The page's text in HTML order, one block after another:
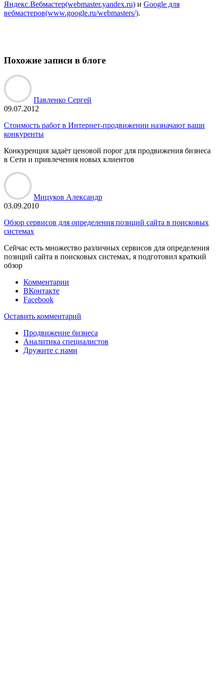
Яндекс.Вебмастер(webmaster.yandex.ru) и Google для
вебмастеров(www.google.ru/webmasters/).
Похожие записи в блоге
Павленко Сергей
09.07.2012
Стоимость работ в Интернет-продвижении назначают ваши
конкуренты
Конкуренция задаёт ценовой порог для продвижения бизнеса
в Сети и привлечения новых клиентов
Мицуков Александр
03.09.2010
Обзор сервисов для определения позиций сайта в поисковых
системах
Сейчас есть множество различных сервисов для определения
позиций сайта в поисковых системах, я подготовил краткий
обзор
Комментарии
ВКонтакте
Facebook
Оставить комментарий
Продвижение бизнеса
Аналитика специалистов
Дружите с нами